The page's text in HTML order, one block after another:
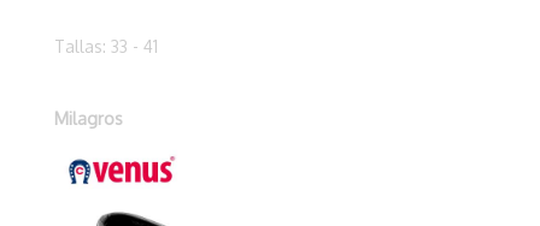
Tallas: 33 - 41
Milagros